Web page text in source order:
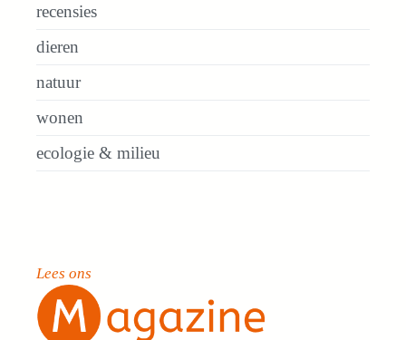
recensies
dieren
natuur
wonen
ecologie & milieu
Lees ons